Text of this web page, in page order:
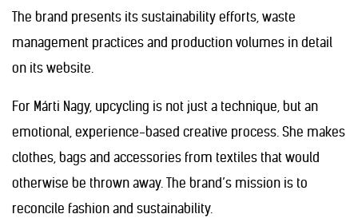
The brand presents its sustainability efforts, waste
management practices and production volumes in detail
on its website.
For Márti Nagy, upcycling is not just a technique, but an
emotional, experience-based creative process. She makes
clothes, bags and accessories from textiles that would
otherwise be thrown away. The brand’s mission is to
reconcile fashion and sustainability.